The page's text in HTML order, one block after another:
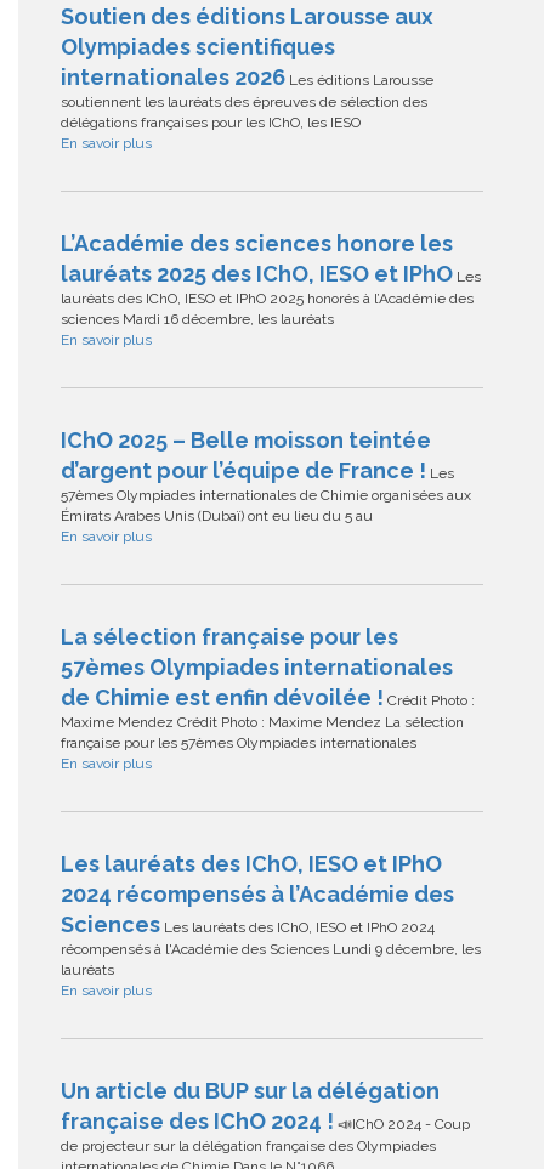
Soutien des éditions Larousse aux
Olympiades scientifiques
internationales 2026 Les éditions Larousse
soutiennent les lauréats des épreuves de sélection des
délégations françaises pour les IChO, les IESO
En savoir plus
L’Académie des sciences honore les
lauréats 2025 des IChO, IESO et IPhO Les
lauréats des IChO, IESO et IPhO 2025 honorés à l’Académie des
sciences Mardi 16 décembre, les lauréats
En savoir plus
IChO 2025 – Belle moisson teintée
d’argent pour l’équipe de France ! Les
57èmes Olympiades internationales de Chimie organisées aux
Émirats Arabes Unis (Dubaï) ont eu lieu du 5 au
En savoir plus
La sélection française pour les
57èmes Olympiades internationales
de Chimie est enfin dévoilée ! Crédit Photo :
Maxime Mendez Crédit Photo : Maxime Mendez La sélection
française pour les 57èmes Olympiades internationales
En savoir plus
Les lauréats des IChO, IESO et IPhO
2024 récompensés à l’Académie des
Sciences Les lauréats des IChO, IESO et IPhO 2024
récompensés à l'Académie des Sciences Lundi 9 décembre, les
lauréats
En savoir plus
Un article du BUP sur la délégation
française des IChO 2024 ! 📣IChO 2024 - Coup
de projecteur sur la délégation française des Olympiades